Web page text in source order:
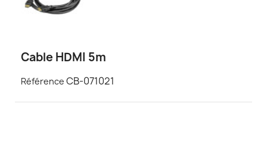
Cable HDMI 5m
Référence CB-071021